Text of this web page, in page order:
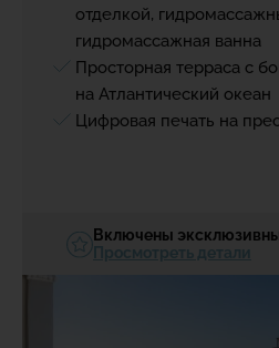
отделкой,
гидромассажная ванна
Просторная терраса с
на Атлантический океан
Цифровая печать на
Включены
Просмотреть детали